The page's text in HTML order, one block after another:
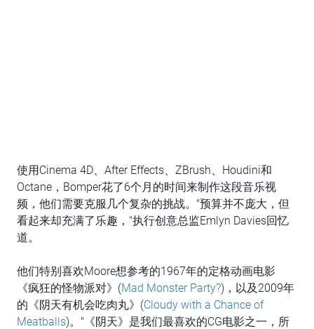
使用Cinema 4D、After Effects、ZBrush、Houdini和
Octane，Bomper花了6个月的时间来制作这段音乐视
频，他们需要克服几个复杂的挑战。"预算并不庞大，但
看起来却充满了乐趣，"执行创意总监Emlyn Davies回忆
道。
他们特别喜欢Moore想参考的1967年的定格动画电影
《疯狂的怪物派对》(Mad Monster Party?)，以及2009年
的《阴天有机会吃肉丸》(Cloudy with a Chance of
Meatballs)。"《阴天》是我们最喜欢的CG电影之一，所